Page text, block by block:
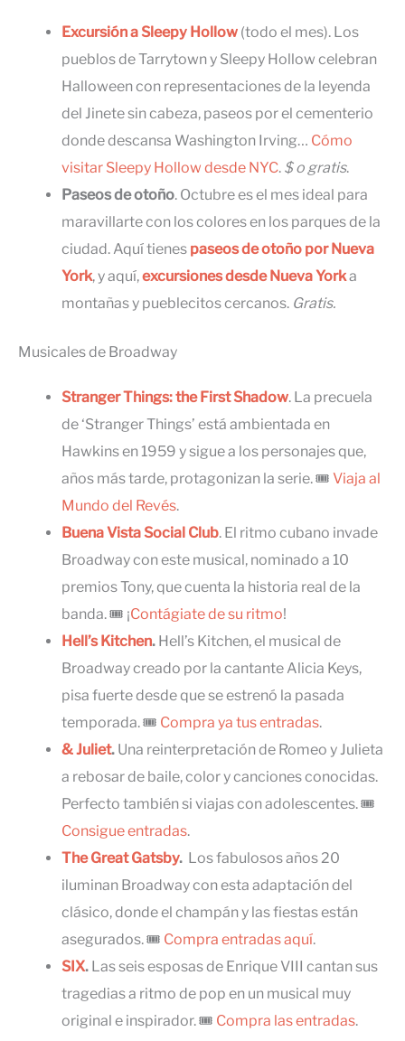
Excursión a Sleepy Hollow (todo el mes). Los
pueblos de Tarrytown y Sleepy Hollow celebran
Halloween con representaciones de la leyenda
del Jinete sin cabeza, paseos por el cementerio
donde descansa Washington Irving… Cómo
visitar Sleepy Hollow desde NYC. $ o gratis.
Paseos de otoño. Octubre es el mes ideal para
maravillarte con los colores en los parques de la
ciudad. Aquí tienes paseos de otoño por Nueva
York, y aquí,excursiones desde Nueva Yorka
montañas y pueblecitos cercanos. Gratis.
Musicales de Broadway
Stranger Things: the First Shadow. La precuela
de ‘Stranger Things’ está ambientada en
Hawkins en 1959 y sigue a los personajes que,
años más tarde, protagonizan la serie. 🎟 Viaja al
Mundo del Revés.
Buena Vista Social Club. El ritmo cubano invade
Broadway con este musical, nominado a 10
premios Tony, que cuenta la historia real de la
banda. 🎟 ¡Contágiate de su ritmo!
Hell’s Kitchen. Hell’s Kitchen, el musical de
Broadway creado por la cantante Alicia Keys,
pisa fuerte desde que se estrenó la pasada
temporada. 🎟 Compra ya tus entradas.
& Juliet. Una reinterpretación de Romeo y Julieta
a rebosar de baile, color y canciones conocidas.
Perfecto también si viajas con adolescentes. 🎟
Consigue entradas.
The Great Gatsby. Los fabulosos años 20
iluminan Broadway con esta adaptación del
clásico, donde el champán y las fiestas están
asegurados. 🎟 Compra entradas aquí.
SIX. Las seis esposas de Enrique VIII cantan sus
tragedias a ritmo de pop en un musical muy
original e inspirador. 🎟 Compra las entradas.